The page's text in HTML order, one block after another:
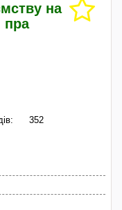
на
пра
352